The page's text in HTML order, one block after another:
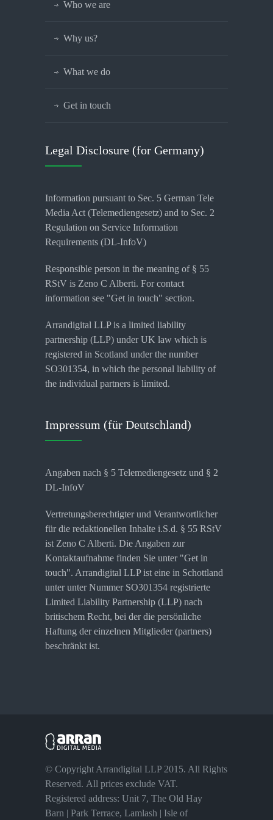
Who we are
Why us?
What we do
Get in touch
Legal Disclosure (for Germany)
Information pursuant to Sec. 5 German Tele
Media Act (Telemediengesetz) and to Sec. 2
Regulation on Service Information
Requirements (DL-InfoV)
Responsible person in the meaning of § 55
RStV is Zeno C Alberti. For contact
information see "Get in touch" section.
Arrandigital LLP is a limited liability
partnership (LLP) under UK law which is
registered in Scotland under the number
SO301354, in which the personal liability of
the individual partners is limited.
Impressum (für Deutschland)
Angaben nach § 5 Telemediengesetz und § 2
DL-InfoV
Vertretungsberechtigter und Verantwortlicher
für die redaktionellen Inhalte i.S.d. § 55 RStV
ist Zeno C Alberti. Die Angaben zur
Kontaktaufnahme finden Sie unter "Get in
touch". Arrandigital LLP ist eine in Schottland
unter unter Nummer SO301354 registrierte
Limited Liability Partnership (LLP) nach
britischem Recht, bei der die persönliche
Haftung der einzelnen Mitglieder (partners)
beschränkt ist.
© Copyright Arrandigital LLP 2015. All Rights
Reserved. All prices exclude VAT.
Registered address: Unit 7, The Old Hay
Barn | Park Terrace, Lamlash | Isle of